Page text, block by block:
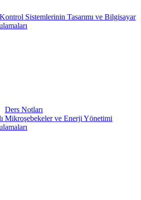
Sistemlerinin Tasarımı ve Bilgisayar
Ders Notları
Mikroşebekeler ve Enerji Yönetimi